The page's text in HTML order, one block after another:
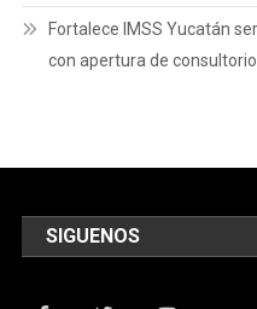
Fortalece IMSS Yucatán
con apertura de
SIGUENOS